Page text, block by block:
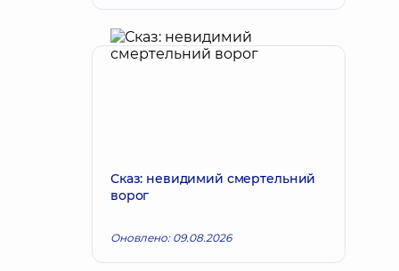
Сказ: невидимий смертельний
ворог
Оновлено: 09.08.2026